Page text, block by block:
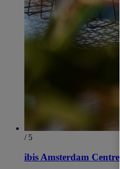
/ 5
ibis Amsterdam Centre